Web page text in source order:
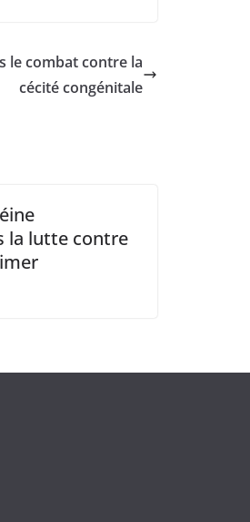
le combat contre la
cécité congénitale
la lutte contre